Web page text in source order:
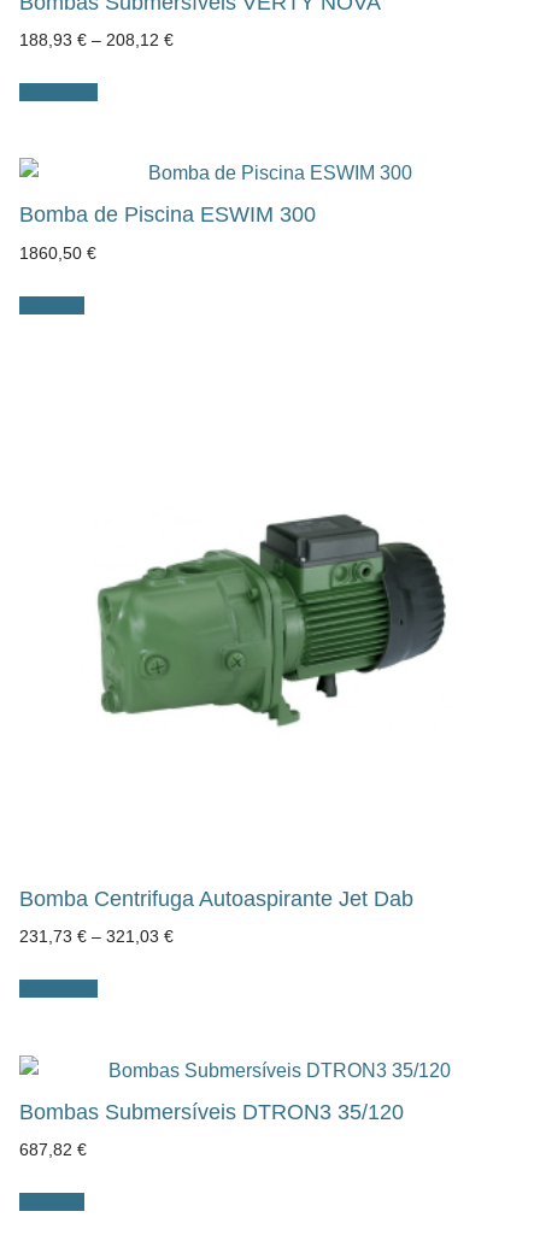
188,93 € – 208,12 €Price
Bomba de Piscina ESWIM 300
1860,50 €
Bomba Centrifuga Autoaspirante Jet Dab
231,73 € – 321,03 €Price
Bombas Submersíveis DTRON3 35/120
687,82 €